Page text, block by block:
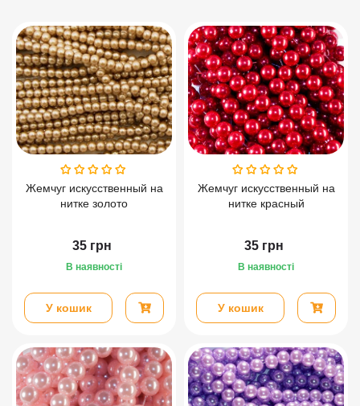
Жемчуг искусственный на
нитке золото
35 грн
В наявності
У кошик
Жемчуг искусственный на
нитке красный
35 грн
В наявності
У кошик